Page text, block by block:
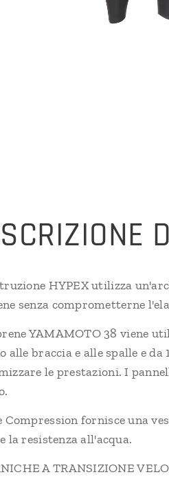
HYPEX utilizza
senza comprometterne
YAMAMOTO 38 viene
alle braccia e alle spalle e
le prestazioni. I
Compression fornisce una
la resistenza all'acqua.
A TRANSIZIONE